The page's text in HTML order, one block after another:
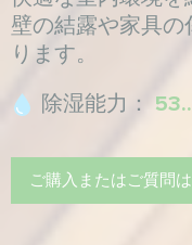
壁の結露や家具
ります。
除湿能力：
ご購入またはご質問